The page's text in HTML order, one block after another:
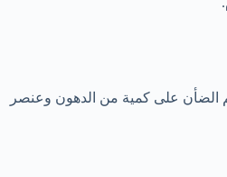
الضأن على كمية من الدهون وعنصر